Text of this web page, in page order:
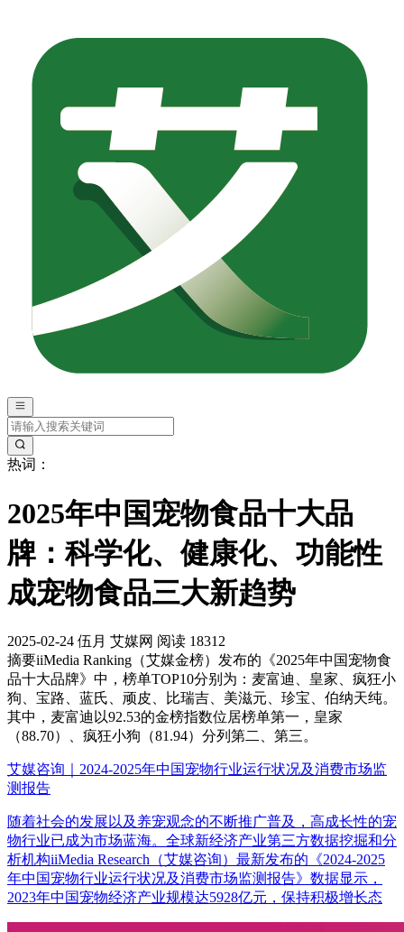
热词：
2025年中国宠物食品十大品
牌：科学化、健康化、功能性
成宠物食品三大新趋势
2025-02-24 伍月 艾媒网 阅读 18312
摘要iiMedia Ranking（艾媒金榜）发布的《2025年中国宠物食
品十大品牌》中，榜单TOP10分别为：麦富迪、皇家、疯狂小
狗、宝路、蓝氏、顽皮、比瑞吉、美滋元、珍宝、伯纳天纯。
其中，麦富迪以92.53的金榜指数位居榜单第一，皇家
（88.70）、疯狂小狗（81.94）分列第二、第三。
艾媒咨询｜2024-2025年中国宠物行业运行状况及消费市场监
测报告
随着社会的发展以及养宠观念的不断推广普及，高成长性的宠
物行业已成为市场蓝海。全球新经济产业第三方数据挖掘和分
析机构iiMedia Research（艾媒咨询）最新发布的《2024-2025
年中国宠物行业运行状况及消费市场监测报告》数据显示，
2023年中国宠物经济产业规模达5928亿元，保持积极增长态